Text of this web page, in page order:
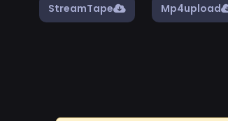
StreamTape Mp4upload